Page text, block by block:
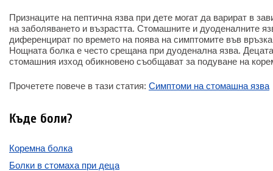
Признаците на пептична язва при дете могат да варират в
на заболяването и възрастта. Стомашните и дуоденалните
диференцират по времето на поява на симптомите във
Нощната болка е често срещана при дуоденална язва.
стомашния изход обикновено съобщават за подуване на
Прочетете повече в тази статия: Симптоми на стомашна язва
Къде боли?
Коремна болка
Болки в стомаха при деца